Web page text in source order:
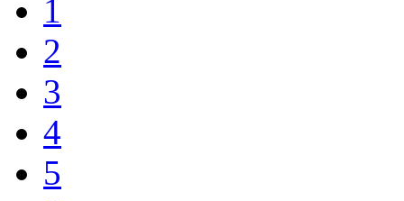
1
2
3
4
5